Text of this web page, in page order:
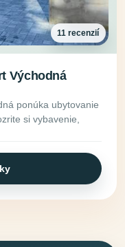
11 recenzií
Východná
ponúka ubytovanie
si vybavenie,